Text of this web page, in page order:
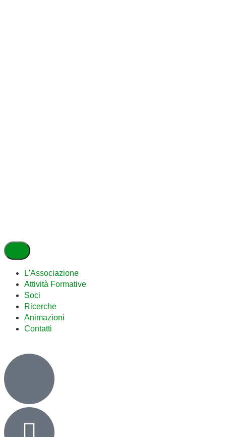
L'Associazione
Attività Formative
Soci
Ricerche
Animazioni
Contatti